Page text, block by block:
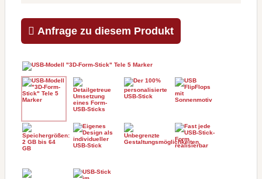
Anfrage zu diesem Produkt